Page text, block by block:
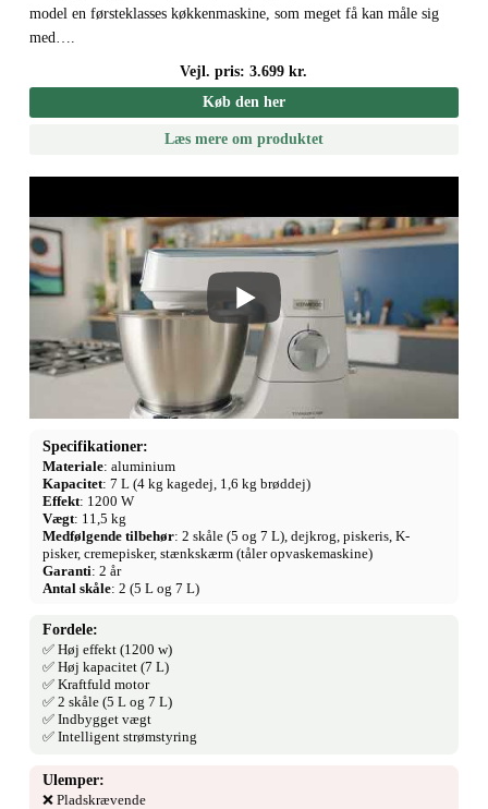
model en førsteklasses køkkenmaskine, som meget få kan måle sig
med….
Vejl. pris: 3.699 kr.
Køb den her
Læs mere om produktet
Specifikationer:
Materiale: aluminium
Kapacitet: 7 L (4 kg kagedej, 1,6 kg brøddej)
Effekt: 1200 W
Vægt: 11,5 kg
Medfølgende tilbehør: 2 skåle (5 og 7 L), dejkrog, piskeris, K-
pisker, cremepisker, stænkskærm (tåler opvaskemaskine)
Garanti: 2 år
Antal skåle: 2 (5 L og 7 L)
Fordele:
✅ Høj effekt (1200 w)
✅ Høj kapacitet (7 L)
✅ Kraftfuld motor
✅ 2 skåle (5 L og 7 L)
✅ Indbygget vægt
✅ Intelligent strømstyring
Ulemper:
❌ Pladskrævende